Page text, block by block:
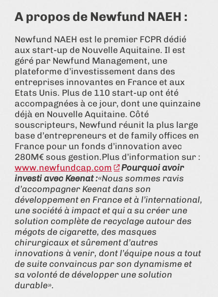
A propos de Newfund NAEH :
Newfund NAEH est le premier FCPR dédié
aux start-up de Nouvelle Aquitaine. Il est
géré par Newfund Management, une
plateforme d’investissement dans des
entreprises innovantes en France et aux
Etats Unis. Plus de 110 start-up ont été
accompagnées à ce jour, dont une quinzaine
déjà en Nouvelle Aquitaine. Côté
souscripteurs, Newfund réunit la plus large
base d’entrepreneurs et de family offices en
France pour un fonds d’innovation avec
280M€ sous gestion.Plus d’information sur :
www.newfundcap.com
Pourquoi avoir
investi avec Keenat :«Nous sommes ravis
d’accompagner Keenat dans son
développement en France et à l’international,
une société à impact et qui a su créer une
solution complète de recyclage autour des
mégots de cigarette, des masques
chirurgicaux et sûrement d’autres
innovations à venir, dont l’équipe nous a tout
de suite convaincus par son dynamisme et
sa volonté de développer une solution
durable».